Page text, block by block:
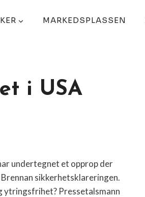
MARKEDSPLASSEN
i USA
undertegnet et opprop der
sikkerhetsklareringen.
ytringsfrihet? Pressetalsmann